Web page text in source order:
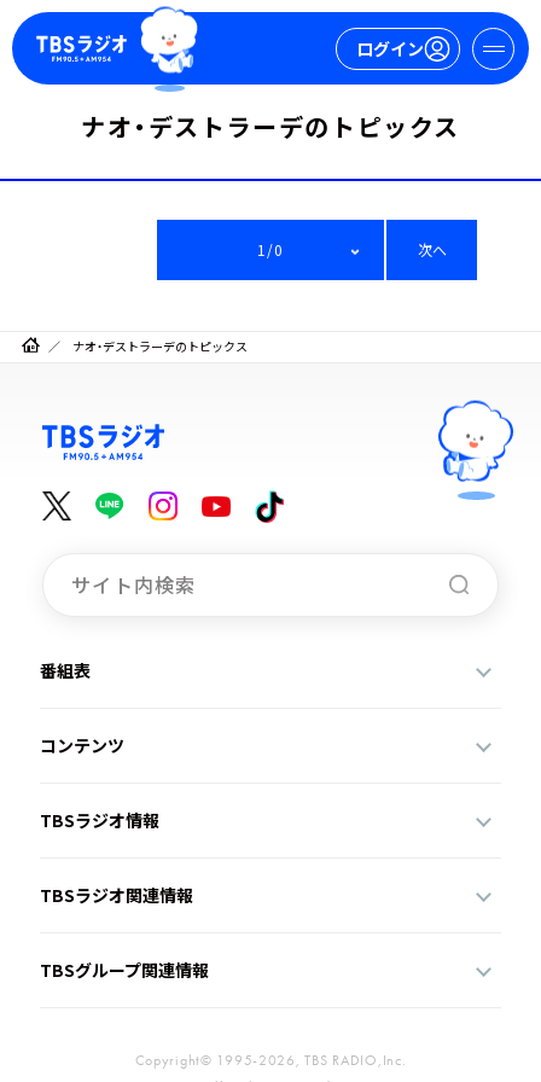
ログイン
今日の番組表
週間番組表
トピックス
TBS Podcast
イベント・グッズ
ナオ・デストラーデのトピックス
1/0 次へ
ナオ・デストラーデのトピックス
番組表
コンテンツ
TBSラジオ情報
TBSラジオ関連情報
TBSグループ関連情報
Copyright© 1995-2026, TBS RADIO,Inc.